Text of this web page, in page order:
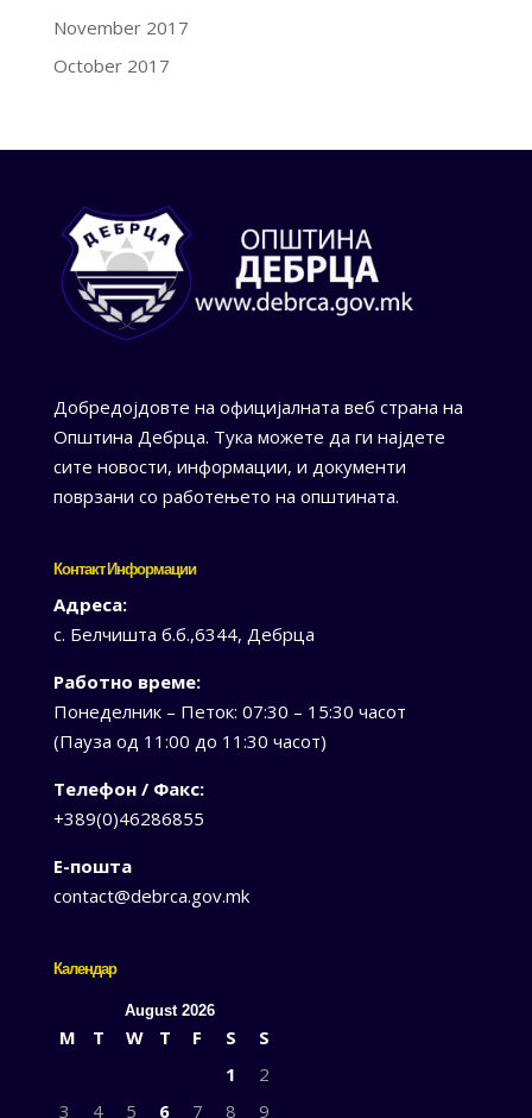
November 2017
October 2017
Добредојдовте на официјалната веб страна на
Општина Дебрца. Тука можете да ги најдете
сите новости, информации, и документи
поврзани со работењето на општината.
Контакт Информации
Адреса:
с. Белчишта б.б.,6344, Дебрца
Работно време:
Понеделник – Петок: 07:30 – 15:30 часот
(Пауза од 11:00 до 11:30 часот)
Телефон / Факс:
+389(0)46286855
Е-пошта
contact@debrca.gov.mk
Календар
August 2026
M T W T F S
S
1
2
3
4 5 6 7 8 9